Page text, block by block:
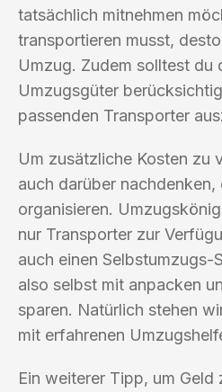
tatsächlich mitnehmen
transportieren musst,
Umzug. Zudem solltest du
Umzugsgüter
passenden Transporter
Um zusätzliche Kosten zu
auch darüber
organisieren.
nur Transporter zur
auch einen Selbstumzugs-
also selbst mit anpacken
sparen. Natürlich stehen
mit erfahrenen
Ein weiterer Tipp, um Geld